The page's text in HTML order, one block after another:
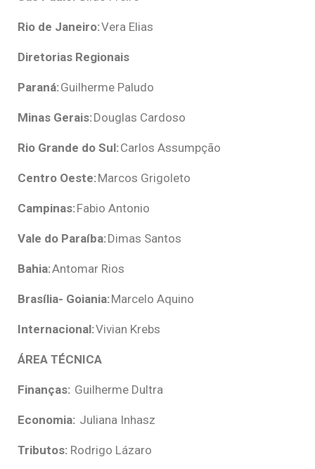
Rio de Janeiro:Vera Elias
Diretorias Regionais
Paraná:Guilherme Paludo
Minas Gerais:Douglas Cardoso
Rio Grande do Sul:Carlos Assumpção
Centro Oeste:Marcos Grigoleto
Campinas:Fabio Antonio
Vale do Paraíba:Dimas Santos
Bahia:Antomar Rios
Brasília- Goiania:Marcelo Aquino
Internacional:Vivian Krebs
ÁREA TÉCNICA
Finanças: Guilherme Dultra
Economia: Juliana Inhasz
Tributos: Rodrigo Lázaro